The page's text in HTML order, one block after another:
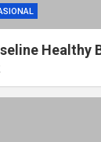
Healthy